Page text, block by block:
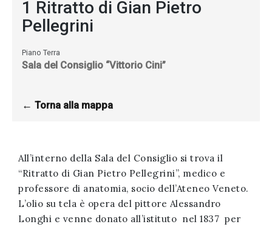
1 Ritratto di Gian Pietro
Pellegrini
Piano Terra
Sala del Consiglio “Vittorio Cini”
← Torna alla mappa
All’interno della Sala del Consiglio si trova il
“Ritratto di Gian Pietro Pellegrini”, medico e
professore di anatomia, socio dell’Ateneo Veneto.
L’olio su tela è opera del pittore Alessandro
Longhi e venne donato all’istituto nel 1837 per
accordance
with
leglativo
decree
registration!